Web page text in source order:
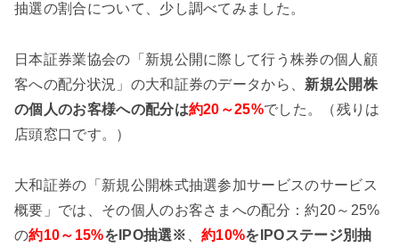
抽選の割合について、少し調べてみました。
日本証券業協会の「新規公開に際して行う株券の個人顧
客への配分状況」の大和証券のデータから、 新規公開株
の個人のお客様への配分は約20～25%でした。（残りは
店頭窓口です。）
大和証券の「新規公開株式抽選参加サービスのサービス
概要」では、その個人のお客さまへの配分：約20～25%
の約10～15%をIPO抽選※ 、約10%をIPOステージ別抽